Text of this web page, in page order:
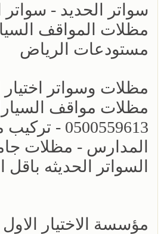
سواتر الحديد - سواتر
مظلات المواقف
مستودعات الرياض
مظلات وسواتر
مظلات مواقف
0500559613 -
المدارس - مظلات
السواتر الحديثه باقل
مؤسسة الاختيار